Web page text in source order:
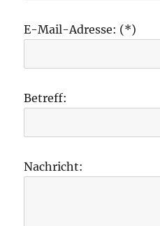
E-Mail-Adresse: (*)
Betreff:
Nachricht: